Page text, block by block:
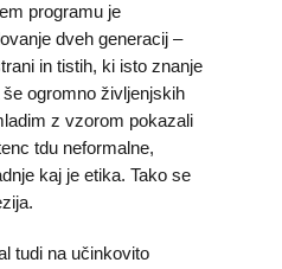
programu je
dveh generacij –
in tistih, ki isto znanje
ogromno življenjskih
z vzorom pokazali
tdu neformalne,
kaj je etika. Tako se
tudi na učinkovito